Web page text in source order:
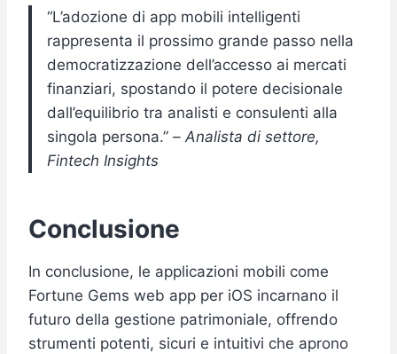
“L’adozione di app mobili intelligenti
rappresenta il prossimo grande passo nella
democratizzazione dell’accesso ai mercati
finanziari, spostando il potere decisionale
dall’equilibrio tra analisti e consulenti alla
singola persona.” –Analista di settore,
Fintech Insights
Conclusione
In conclusione, le applicazioni mobili come
Fortune Gems web app per iOS incarnano il
futuro della gestione patrimoniale, offrendo
strumenti potenti, sicuri e intuitivi che aprono